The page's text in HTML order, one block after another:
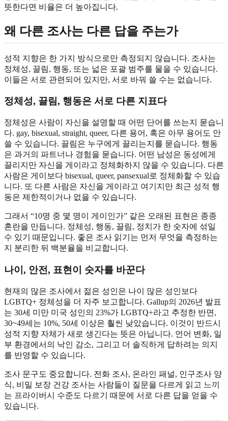
뜻한다면 비율은 더 높아집니다.
왜 다른 조사는 다른 답을 주는가
성적 지향은 한 가지 방식으로만 측정되지 않습니다. 조사는
정체성, 끌림, 행동, 또는 넓은 포괄 범주를 물을 수 있습니다.
이들은 서로 관련되어 있지만, 서로 바꿔 쓸 수는 없습니다.
정체성, 끌림, 행동은 서로 다른 지표다
정체성은 사람이 자신을 설명할 때 어떤 단어를 쓰는지 묻습니
다. gay, bisexual, straight, queer, 다른 용어, 혹은 아무 용어도 안
쓸 수 있습니다. 끌림은 누구에게 끌리는지를 묻습니다. 행동
은 과거의 파트너나 경험을 묻습니다. 어떤 남성은 동성에게
끌리지만 자신을 게이라고 정체화하지 않을 수 있습니다. 다른
사람은 게이보다 bisexual, queer, pansexual로 정체화할 수 있습
니다. 또 다른 사람은 자신을 게이라고 여기지만 최근 성적 행
동은 제한적이거나 없을 수 있습니다.
그래서 “10명 중 몇 명이 게이인가” 같은 오래된 표현은 종종
혼란을 만듭니다. 정체성, 행동, 끌림, 정치가 한 숫자에 섞일
수 있기 때문입니다. 좋은 조사 읽기는 먼저 무엇을 측정하는
지 분리한 뒤 백분율을 비교합니다.
나이, 안전, 표현이 숫자를 바꾼다
현재의 많은 조사에서 젊은 성인은 나이 많은 성인보다
LGBTQ+ 정체성을 더 자주 보고합니다. Gallup의 2026년 발표
는 30세 미만 미국 성인의 23%가 LGBTQ+라고 추정한 반면,
30~49세는 10%, 50세 이상은 훨씬 낮았습니다. 이것이 반드시
성적 지향 자체가 새로 생긴다는 뜻은 아닙니다. 언어 변화, 일
부 환경에서의 낙인 감소, 그리고 더 솔직하게 답하려는 의지
를 반영할 수 있습니다.
조사 문구도 중요합니다. 전화 조사, 온라인 패널, 인구조사 양
식, 비밀 보장 건강 조사는 사람들이 질문을 다르게 읽고 느끼
는 프라이버시 수준도 다르기 때문에 서로 다른 답을 얻을 수
있습니다.